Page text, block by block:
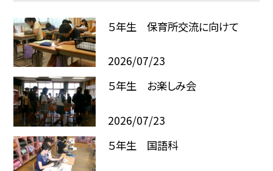
５年生 保育所交流に向けて
2026/07/23
５年生 お楽しみ会
2026/07/23
５年生 国語科